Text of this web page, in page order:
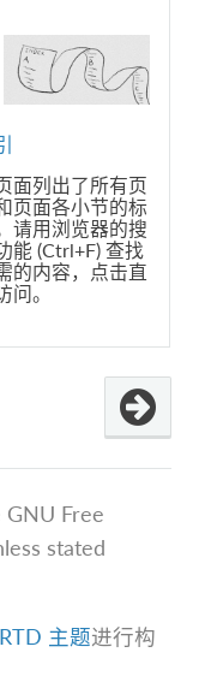
面列出了所有页
页面各小节的标
请用浏览器的搜
能 (Ctrl+F) 查找
的内容，点击直
问。
Free
stated
RTD 主题进行构